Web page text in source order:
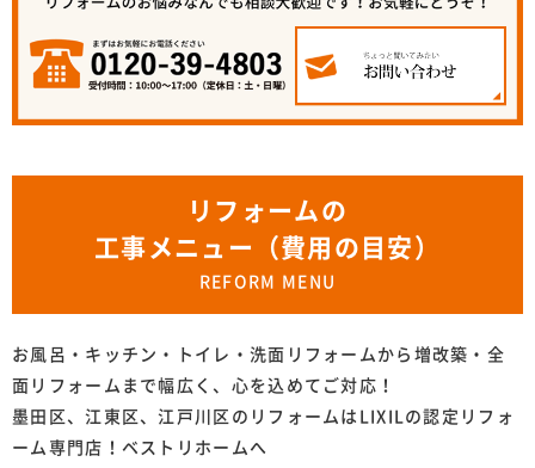
リフォームの
工事メニュー（費用の目安）
REFORM MENU
お風呂・キッチン・トイレ・洗面リフォームから増改築・全
面リフォームまで幅広く、心を込めてご対応！
墨田区、江東区、江戸川区のリフォームはLIXILの認定リフォ
ーム専門店！ベストリホームへ